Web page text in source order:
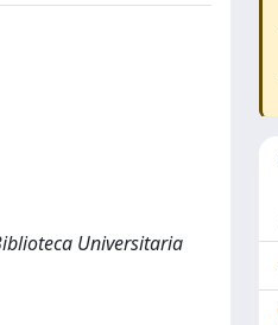
Universitaria